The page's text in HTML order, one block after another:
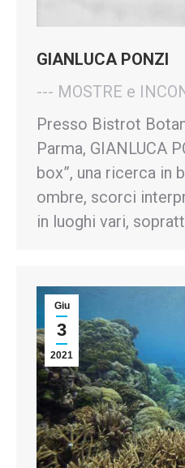
GIANLUCA PONZI
--- MOSTRE e
Presso Bistrot
Parma, GIANLUCA
box”, una ricerca in
ombre, scorci
in luoghi vari,
Giu
3
2021